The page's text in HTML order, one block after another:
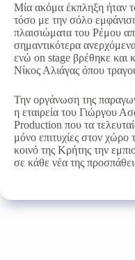
Μία ακόμα έκπληξη ήταν
τόσο με την σόλο
πλαισιώματα του Ρέμου
σημαντικότερα
ενώ on stage βρέθηκε και
Νίκος Αλιάγας όπου
Την οργάνωση της
η εταιρεία του Γιώργου
Production που τα
μόνο επιτυχίες στον χώρο
κοινό της Κρήτης την
σε κάθε νέα της